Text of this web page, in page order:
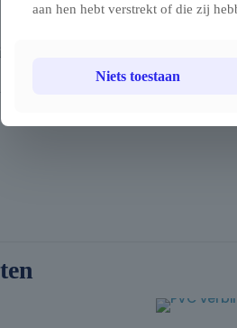
reinigen
voor optimale dakspanning
maximale bescherming,
aan hen hebt verstrekt of die zij
Niets toestaan